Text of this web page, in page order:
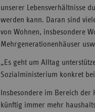
unserer Lebensverhältnisse
werden kann. Daran sind
von Wohnen, insbesondere
Mehrgenerationenhäuser
„Es geht um Alltag
Sozialministerium konkret
Insbesondere im Bereich
künftig immer mehr